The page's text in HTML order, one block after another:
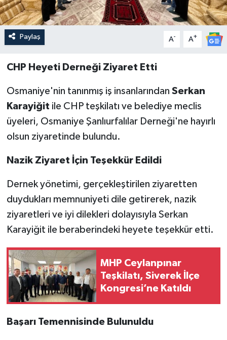
Paylaş A- A+
CHP Heyeti Derneği Ziyaret Etti
Osmaniye'nin tanınmış iş insanlarından Serkan
Karayiğit ile CHP teşkilatı ve belediye meclis
üyeleri, Osmaniye Şanlıurfalılar Derneği'ne hayırlı
olsun ziyaretinde bulundu.
Nazik Ziyaret İçin Teşekkür Edildi
Dernek yönetimi, gerçekleştirilen ziyaretten
duydukları memnuniyeti dile getirerek, nazik
ziyaretleri ve iyi dilekleri dolayısıyla Serkan
Karayiğit ile beraberindeki heyete teşekkür etti.
MHP Ceylanpınar
Teşkilatı, Siverek İlçe
Kongresi’ne Katıldı
Başarı Temennisinde Bulunuldu